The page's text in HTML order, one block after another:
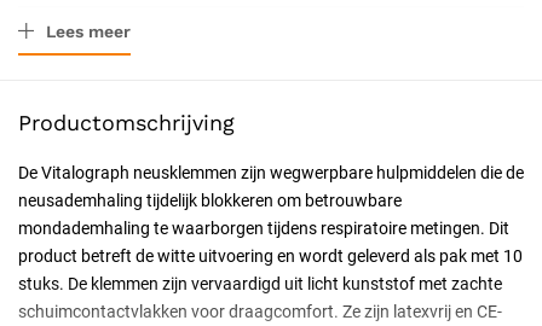
Materiaal
Resorbeerbaar (hechtdraad) Nee
Geschiktheid
Voor eenmalig gebruik,
Professioneel, Latexvrij
Lees meer
Productomschrijving
De Vitalograph neusklemmen zijn wegwerpbare hulpmiddelen die de
neusademhaling tijdelijk blokkeren om betrouwbare
mondademhaling te waarborgen tijdens respiratoire metingen. Dit
product betreft de witte uitvoering en wordt geleverd als pak met 10
stuks. De klemmen zijn vervaardigd uit licht kunststof met zachte
schuimcontactvlakken voor draagcomfort. Ze zijn latexvrij en CE-